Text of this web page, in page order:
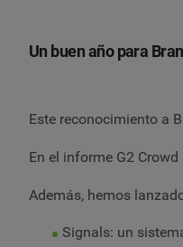
Un buen año para
Este reconocimiento a
En el informe G2
Además, hemos
Signals: un